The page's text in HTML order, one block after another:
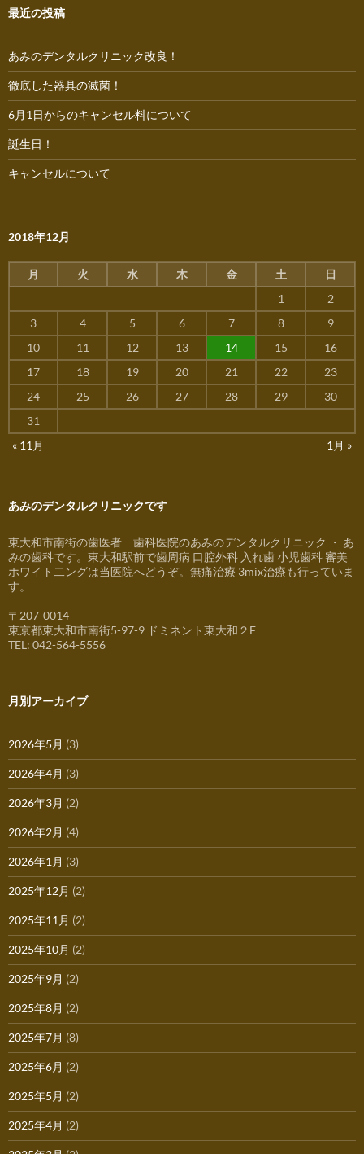
最近の投稿
あみのデンタルクリニック改良！
徹底した器具の滅菌！
6月1日からのキャンセル料について
誕生日！
キャンセルについて
2018年12月
月 火 水 木 金 土
日
1
2
3
4 5 6 7 8
9
10
11 12 13 14 15
16
17
18 19 20 21 22
23
24
25 26 27 28 29
30
31
« 11月
1月 »
あみのデンタルクリニックです
東大和市南街の歯医者 歯科医院のあみのデンタルクリニック ・ あ
みの歯科です。東大和駅前で歯周病 口腔外科 入れ歯 小児歯科 審美
ホワイト二ングは当医院へどうぞ。無痛治療 3mix治療も行っていま
す。
〒207-0014
東京都東大和市南街5-97-9 ドミネント東大和２F
TEL: 042-564-5556
月別アーカイブ
2026年5月 (3)
2026年4月 (3)
2026年3月 (2)
2026年2月 (4)
2026年1月 (3)
2025年12月 (2)
2025年11月 (2)
2025年10月 (2)
2025年9月 (2)
2025年8月 (2)
2025年7月 (8)
2025年6月 (2)
2025年5月 (2)
2025年4月 (2)